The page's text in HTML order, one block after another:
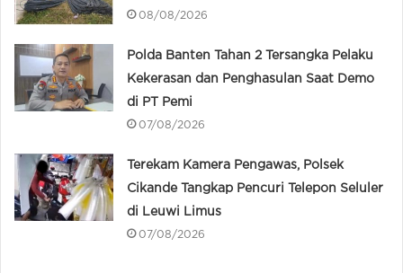
08/08/2026
Polda Banten Tahan 2 Tersangka Pelaku
Kekerasan dan Penghasulan Saat Demo
di PT Pemi
07/08/2026
Terekam Kamera Pengawas, Polsek
Cikande Tangkap Pencuri Telepon Seluler
di Leuwi Limus
07/08/2026